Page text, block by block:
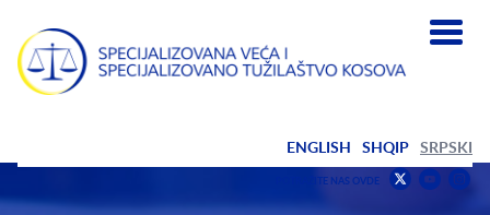
ENGLISH SHQIP SRPSKI
POTRAŽITE NAS OVDE